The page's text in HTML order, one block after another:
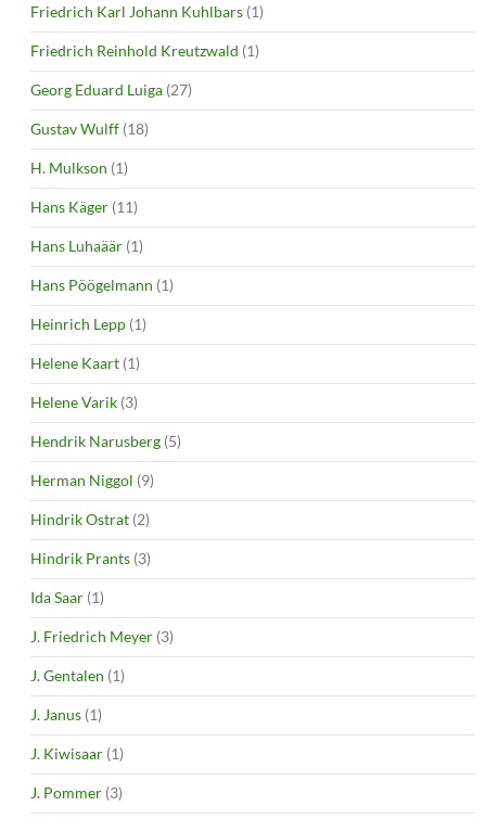
Friedrich Karl Johann Kuhlbars (1)
Friedrich Reinhold Kreutzwald (1)
Georg Eduard Luiga (27)
Gustav Wulff (18)
H. Mulkson (1)
Hans Käger (11)
Hans Luhaäär (1)
Hans Pöögelmann (1)
Heinrich Lepp (1)
Helene Kaart (1)
Helene Varik (3)
Hendrik Narusberg (5)
Herman Niggol (9)
Hindrik Ostrat (2)
Hindrik Prants (3)
Ida Saar (1)
J. Friedrich Meyer (3)
J. Gentalen (1)
J. Janus (1)
J. Kiwisaar (1)
J. Pommer (3)